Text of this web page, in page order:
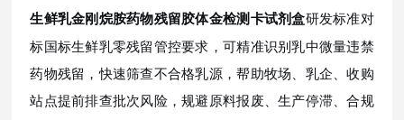
生鲜乳金刚烷胺药物残留胶体金检测卡试剂盒研发标准对
标国标生鲜乳零残留管控要求，可精准识别乳中微量违禁
药物残留，快速筛查不合格乳源，帮助牧场、乳企、收购
站点提前排查批次风险，规避原料报废、生产停滞、合规